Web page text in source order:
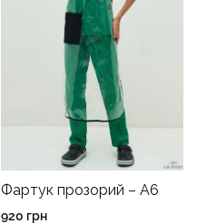
Фартук прозорий – A6
920 грн